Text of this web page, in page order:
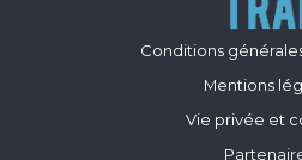
Conditions
Mentions
Vie privée et